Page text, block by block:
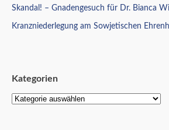
Skandal! – Gnadengesuch für Dr. Bianca
Kranzniederlegung am Sowjetischen
Kategorien